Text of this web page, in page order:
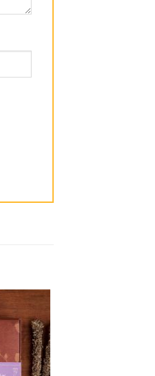
Añadir
a la
lista
de
deseos